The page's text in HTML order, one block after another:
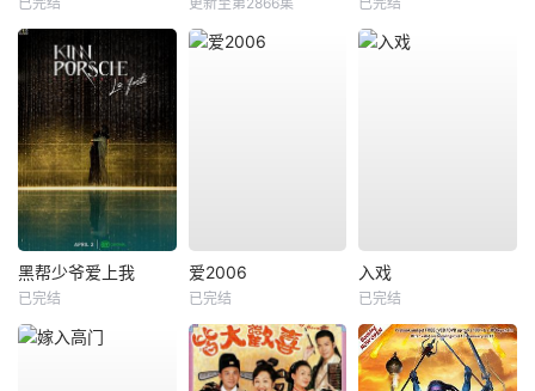
黑帮少爷爱上我
已完结
爱2006
已完结
入戏
已完结